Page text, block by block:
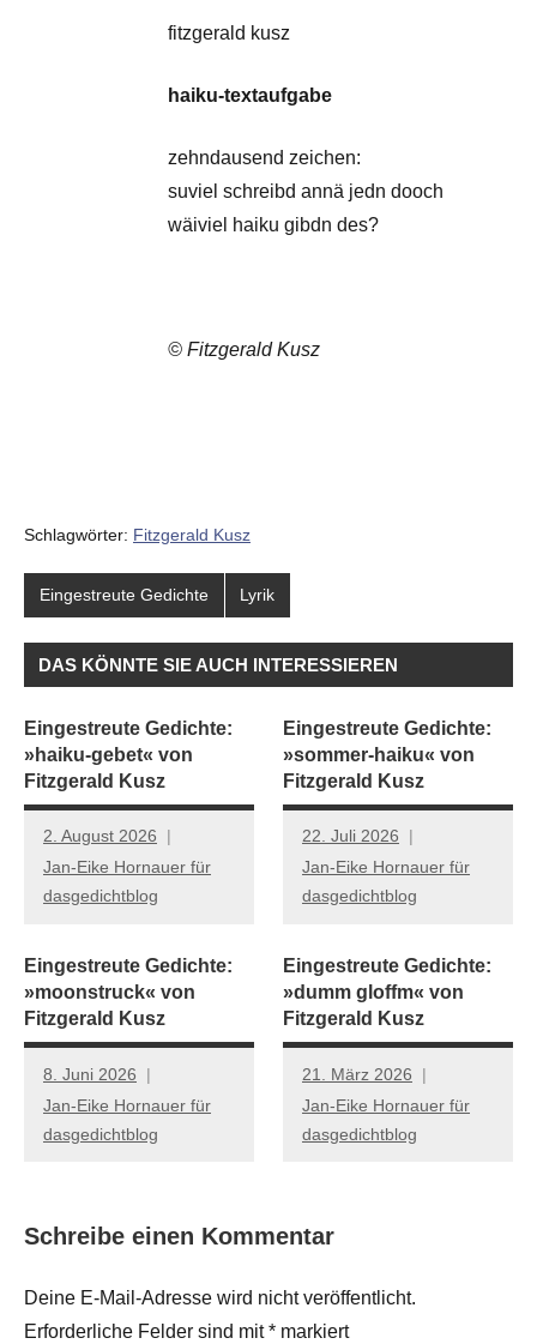
fitzgerald kusz
haiku-textaufgabe
zehndausend zeichen:
suviel schreibd annä jedn dooch
wäiviel haiku gibdn des?
© Fitzgerald Kusz
Schlagwörter: Fitzgerald Kusz
Eingestreute Gedichte Lyrik
DAS KÖNNTE SIE AUCH INTERESSIEREN
Eingestreute Gedichte:
»haiku-gebet« von
Fitzgerald Kusz
2. August 2026
Jan-Eike Hornauer für
dasgedichtblog
Eingestreute Gedichte:
»sommer-haiku« von
Fitzgerald Kusz
22. Juli 2026
Jan-Eike Hornauer für
dasgedichtblog
Eingestreute Gedichte:
»moonstruck« von
Fitzgerald Kusz
8. Juni 2026
Jan-Eike Hornauer für
dasgedichtblog
Eingestreute Gedichte:
»dumm gloffm« von
Fitzgerald Kusz
21. März 2026
Jan-Eike Hornauer für
dasgedichtblog
Schreibe einen Kommentar
Deine E-Mail-Adresse wird nicht veröffentlicht.
Erforderliche Felder sind mit* markiert